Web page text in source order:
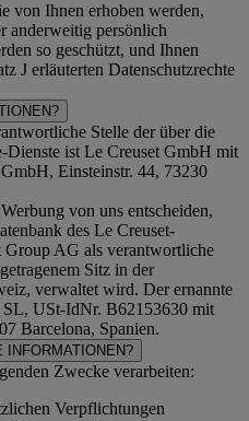
von Ihnen erhoben werden,
anderweitig persönlich
so geschützt, und Ihnen
J erläuterten Datenschutzrechte
Stelle der über die
Dienste ist Le Creuset GmbH mit
Einsteinstr. 44, 73230
von uns entscheiden,
des Le Creuset-
Group AG als verantwortliche
Sitz in der
verwaltet wird. Der ernannte
SL, USt-IdNr. B62153630 mit
Barcelona, Spanien.
INFORMATIONEN?
Zwecke verarbeiten:
Verpflichtungen